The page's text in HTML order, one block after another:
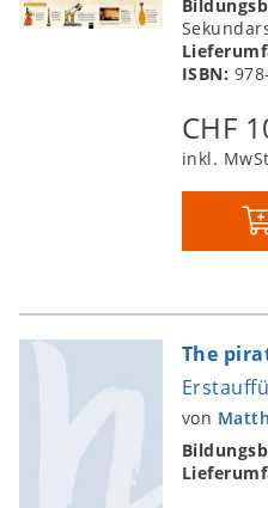
ISBN:
CHF
inkl.
The
von